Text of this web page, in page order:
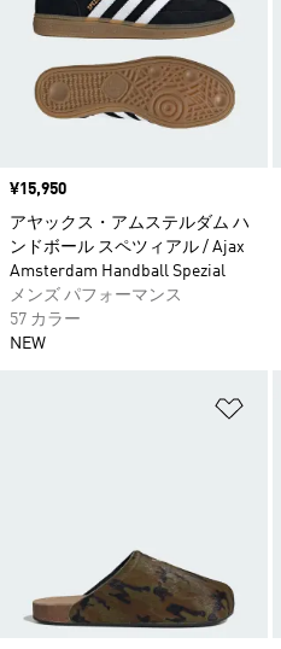
価格
¥15,950
アヤックス・アムステルダム ハ
ンドボール スペツィアル / Ajax
Amsterdam Handball Spezial
メンズ パフォーマンス
57 カラー
NEW